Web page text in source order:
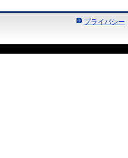
プライバシー